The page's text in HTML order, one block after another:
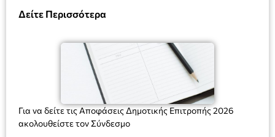
Δείτε Περισσότερα
Για να δείτε τις Αποφάσεις Δημοτικής Επιτροπής 2026
ακολουθείστε τον Σύνδεσμο